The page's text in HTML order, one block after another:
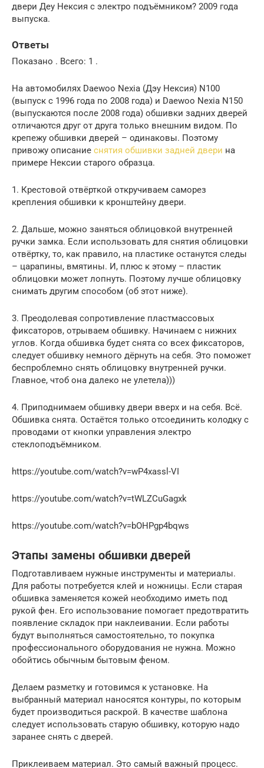
двери Деу Нексия с электро подъёмником? 2009 года
выпуска.
Ответы
Показано . Всего: 1 .
На автомобилях Daewoo Nexia (Дэу Нексия) N100
(выпуск с 1996 года по 2008 года) и Daewoo Nexia N150
(выпускаются после 2008 года) обшивки задних дверей
отличаются друг от друга только внешним видом. По
крепежу обшивки дверей – одинаковы. Поэтому
привожу описание снятия обшивки задней двери на
примере Нексии старого образца.
1. Крестовой отвёрткой откручиваем саморез
крепления обшивки к кронштейну двери.
2. Дальше, можно заняться облицовкой внутренней
ручки замка. Если использовать для снятия облицовки
отвёртку, то, как правило, на пластике останутся следы
– царапины, вмятины. И, плюс к этому – пластик
облицовки может лопнуть. Поэтому лучше облицовку
снимать другим способом (об этот ниже).
3. Преодолевая сопротивление пластмассовых
фиксаторов, отрываем обшивку. Начинаем с нижних
углов. Когда обшивка будет снята со всех фиксаторов,
следует обшивку немного дёрнуть на себя. Это поможет
беспроблемно снять облицовку внутренней ручки.
Главное, чтоб она далеко не улетела)))
4. Приподнимаем обшивку двери вверх и на себя. Всё.
Обшивка снята. Остаётся только отсоединить колодку с
проводами от кнопки управления электро
стеклоподъёмником.
https://youtube.com/watch?v=wP4xassl-VI
https://youtube.com/watch?v=tWLZCuGagxk
https://youtube.com/watch?v=bOHPgp4bqws
Этапы замены обшивки дверей
Подготавливаем нужные инструменты и материалы.
Для работы потребуется клей и ножницы. Если старая
обшивка заменяется кожей необходимо иметь под
рукой фен. Его использование помогает предотвратить
появление складок при наклеивании. Если работы
будут выполняться самостоятельно, то покупка
профессионального оборудования не нужна. Можно
обойтись обычным бытовым феном.
Делаем разметку и готовимся к установке. На
выбранный материал наносятся контуры, по которым
будет производиться раскрой. В качестве шаблона
следует использовать старую обшивку, которую надо
заранее снять с дверей.
Приклеиваем материал. Это самый важный процесс.